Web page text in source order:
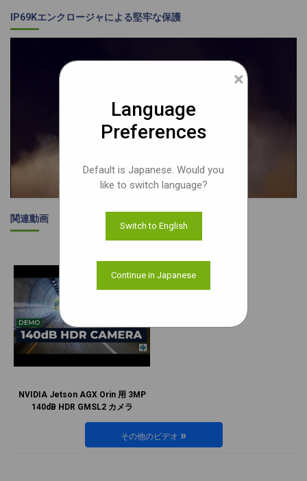
IP69Kエンクロージャによる堅牢な保護
関連動画
NVIDIA Jetson AGX Orin 用 3MP
140dB HDR GMSL2 カメラ
その他のビデオ »
×
Language
Preferences
Default is Japanese. Would you
like to switch language?
Switch to English
Continue in Japanese